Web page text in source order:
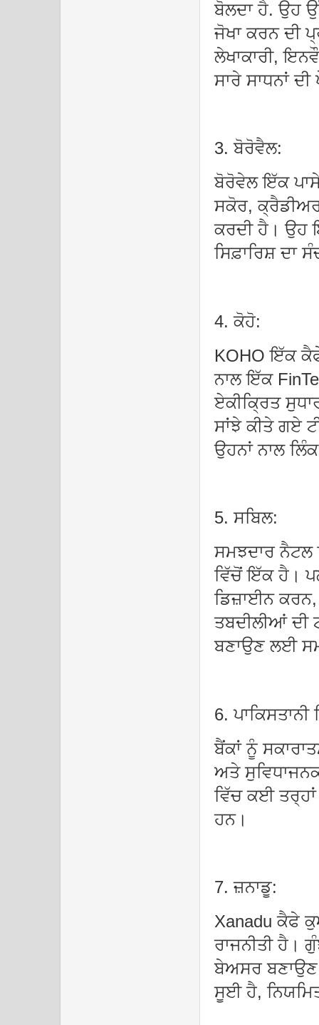
ਬੋਲਦਾ ਹੈ. ਉਹ
ਜੋਖਾ ਕਰਨ ਦੀ
ਲੇਖਾਕਾਰੀ,
ਸਾਰੇ ਸਾਧਨਾਂ
3. ਬੋਰੋਵੈਲ:
ਬੋਰੋਵੇਲ ਇੱਕ
ਸਕੋਰ,
ਕਰਦੀ ਹੈ। ਉਹ
ਸਿਫ਼ਾਰਿਸ਼ ਦਾ
4. ਕੋਹੋ:
KOHO ਇੱਕ
ਨਾਲ ਇੱਕ
ਏਕੀਕ੍ਰਿਤ
ਸਾਂਝੇ ਕੀਤੇ ਗਏ
ਉਹਨਾਂ ਨਾਲ
5. ਸਬਿਲ:
ਸਮਝਦਾਰ
ਵਿੱਚੋਂ ਇੱਕ ਹੈ।
ਡਿਜ਼ਾਈਨ
ਤਬਦੀਲੀਆਂ ਦੀ
ਬਣਾਉਣ ਲਈ
6. ਪਾਕਿਸਤਾਨੀ
ਬੈਂਕਾਂ ਨੂੰ
ਅਤੇ
ਵਿੱਚ ਕਈ
ਹਨ।
7. ਜ਼ਨਾਡੂ:
Xanadu ਕੈਫੇ
ਰਾਜਨੀਤੀ ਹੈ।
ਬੇਅਸਰ ਬਣਾਉਣ
ਸੂਈ ਹੈ,